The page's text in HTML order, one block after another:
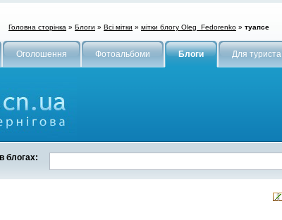
Головна сторінка » Блоги » Всі мітки » мітки блогу Oleg_Fedorenko » туапсе
Оголошення Фотоальбоми Блоги Для туриста
блогах: